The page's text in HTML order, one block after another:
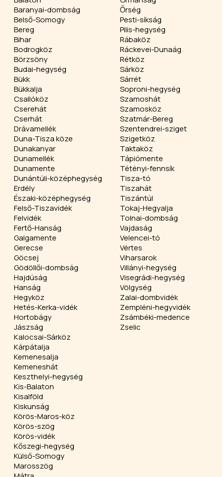
Baranyai-dombság
Belső-Somogy
Bereg
Bihar
Bodrogköz
Börzsöny
Budai-hegység
Bükk
Bükkalja
Csallóköz
Cserehát
Cserhát
Drávamellék
Duna-Tisza köze
Dunakanyar
Dunamellék
Dunamente
Dunántúli-középhegység
Erdély
Északi-középhegység
Felső-Tiszavidék
Felvidék
Fertő-Hanság
Galgamente
Gerecse
Göcsej
Gödöllői-dombság
Hajdúság
Hanság
Hegyköz
Hetés-Kerka-vidék
Hortobágy
Jászság
Kalocsai-Sárköz
Kárpátalja
Kemenesalja
Kemeneshát
Keszthelyi-hegység
Kis-Balaton
Kisalföld
Kiskunság
Körös-Maros-köz
Körös-szög
Körös-vidék
Kőszegi-hegység
Külső-Somogy
Marosszög
Őrség
Pesti-síkság
Pilis-hegység
Rábaköz
Ráckevei-Dunaág
Rétköz
Sárköz
Sárrét
Soproni-hegység
Szamoshát
Szamosköz
Szatmár-Bereg
Szentendrei-sziget
Szigetköz
Taktaköz
Tápiómente
Tétényi-fennsík
Tisza-tó
Tiszahát
Tiszántúl
Tokaj-Hegyalja
Tolnai-dombság
Vajdaság
Velencei-tó
Vértes
Viharsarok
Villányi-hegység
Visegrádi-hegység
Völgység
Zalai-dombvidék
Zempléni-hegyvidék
Zsámbéki-medence
Zselic